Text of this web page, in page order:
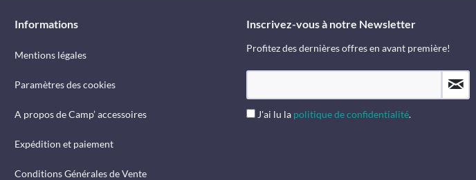
Informations
Mentions légales
Paramètres des cookies
A propos de Camp’ accessoires
Expédition et paiement
Conditions Générales de Vente
Inscrivez-vous à notre Newsletter
Profitez des dernières offres en avant première!
J'ai lu la politique de confidentialité.